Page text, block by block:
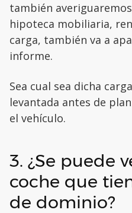
también
hipoteca mobiliaria,
carga, también va a
informe.
Sea cual sea dicha
levantada antes de
el vehículo.
3. ¿Se puede
coche que
de dominio?